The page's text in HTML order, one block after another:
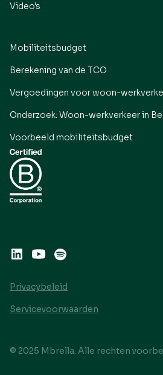
Video's
Mobiliteitsbudget
Berekening van de TCO
Vergoedingen voor woon-
Onderzoek: Woon-werkverkeer in
Voorbeeld mobiliteitsbudget
© 2025 Mbrella. Alle rechten
Privacybeleid
Servicevoorwaarden